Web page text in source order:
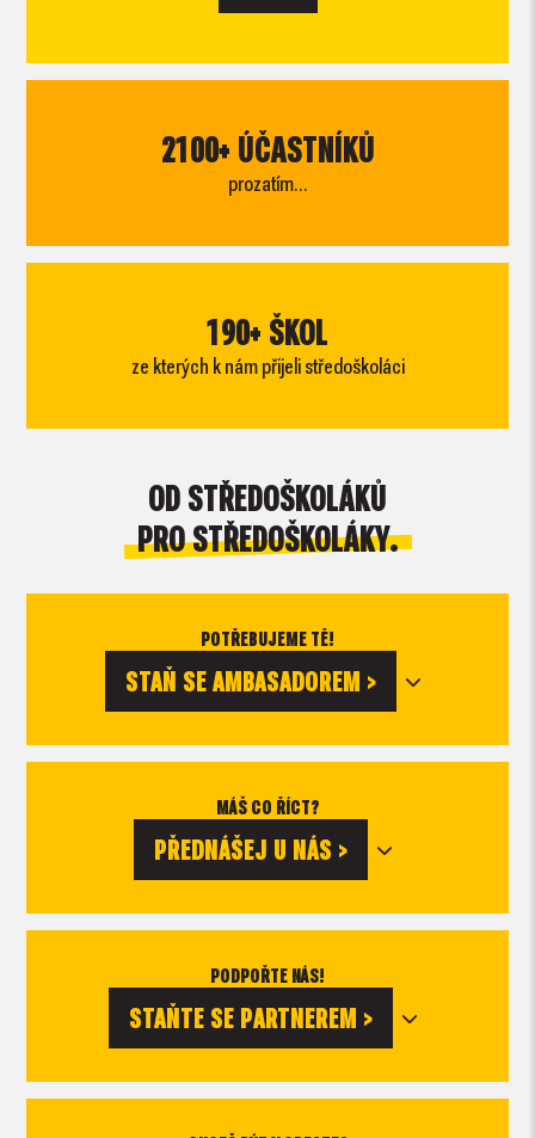
2100+ ÚČASTNÍKŮ
prozatím...
190+ ŠKOL
ze kterých k nám přijeli středoškoláci
OD STŘEDOŠKOLÁKŮ
PRO STŘEDOŠKOLÁKY.
POTŘEBUJEME TĚ!
STAŇ SE AMBASADOREM >
MÁŠ CO ŘÍCT?
PŘEDNÁŠEJ U NÁS >
PODPOŘTE NÁS!
STAŇTE SE PARTNEREM >